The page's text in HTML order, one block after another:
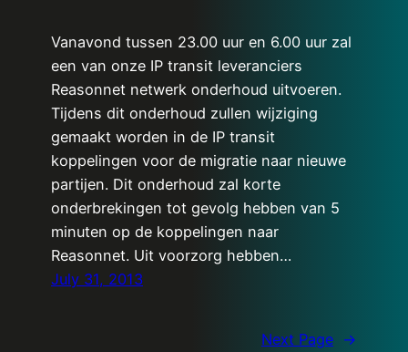
Vanavond tussen 23.00 uur en 6.00 uur zal
een van onze IP transit leveranciers
Reasonnet netwerk onderhoud uitvoeren.
Tijdens dit onderhoud zullen wijziging
gemaakt worden in de IP transit
koppelingen voor de migratie naar nieuwe
partijen. Dit onderhoud zal korte
onderbrekingen tot gevolg hebben van 5
minuten op de koppelingen naar
Reasonnet. Uit voorzorg hebben…
July 31, 2013
Next Page →